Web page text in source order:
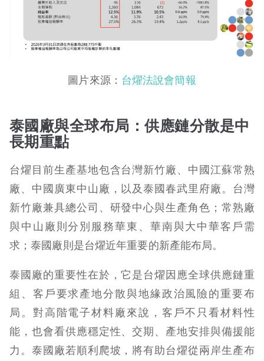
圖片來源： 台燿法說會簡報
泰國廠與全球布局：供應鏈分散是中
長期重點
台燿目前生產基地包含台灣新竹廠、中國江蘇常熟
廠、中國廣東中山廠，以及泰國春武里府廠。台灣
新竹廠兼具總公司、研發中心與生產角色；常熟廠
與中山廠則分別服務華東、華南與大中華客戶需
求；泰國廠則是台燿近年重要的新產能布局。
泰國廠的重要性在於，它是台燿因應全球供應鏈重
組、客戶要求產地分散與地緣政治風險的重要布
局。對高階電子材料廠來說，客戶不只看材料性
能，也會看供應穩定性、交期、產地安排與備援能
力。泰國廠若順利爬坡，將有助台燿從兩岸生產布